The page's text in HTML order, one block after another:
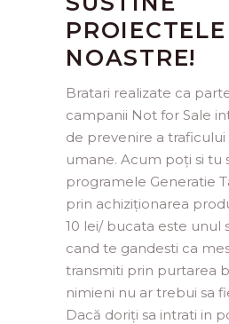
PROIECTELE
NOASTRE!
Bratari realizate ca
campanii Not for Sale
de prevenire a
umane. Acum poți si tu
programele Generatie
prin achiziționarea
10 lei/ bucata este unul
cand te gandesti ca
transmiti prin purtarea
nimieni nu ar trebui sa
Dacă doriți sa intrati in